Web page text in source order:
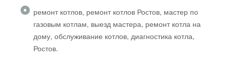
ремонт котлов, ремонт котлов Ростов, мастер по
газовым котлам, выезд мастера, ремонт котла на
дому, обслуживание котлов, диагностика котла,
Ростов.